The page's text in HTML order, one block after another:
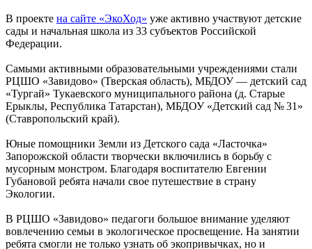
В проекте на сайте «ЭкоХод» уже активно участвуют детские
сады и начальная школа из 33 субъектов Российской
Федерации.
Самыми активными образовательными учреждениями стали
РЦШО «Завидово» (Тверская область), МБДОУ — детский сад
«Тургай» Тукаевского муниципального района (д. Старые
Ерыклы, Республика Татарстан), МБДОУ «Детский сад № 31»
(Ставропольский край).
Юные помощники Земли из Детского сада «Ласточка»
Запорожской области творчески включились в борьбу с
мусорным монстром. Благодаря воспитателю Евгении
Губановой ребята начали свое путешествие в страну
Экологии.
В РЦШО «Завидово» педагоги большое внимание уделяют
вовлечению семьи в экологическое просвещение. На занятии
ребята смогли не только узнать об экопривычках, но и